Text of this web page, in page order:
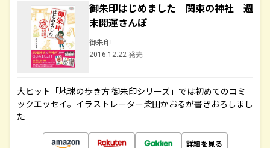
御朱印はじめました 関東の神社 週
末開運さんぽ
御朱印
2016.12.22 発売
大ヒット「地球の歩き方 御朱印シリーズ」では初めてのコミ
ックエッセイ。イラストレーター柴田かおるが書きおろしまし
た
詳細を見る